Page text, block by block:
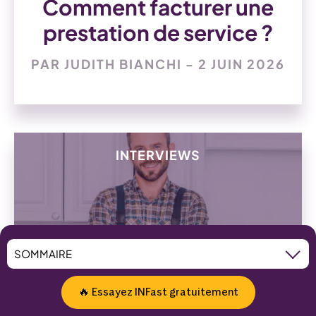
🔥 Essayez INFast gratuitement
Comment facturer une
prestation de service ?
PAR JUDITH BIANCHI - 2 JUIN 2026
INTERVIEWS
Témoignage client :